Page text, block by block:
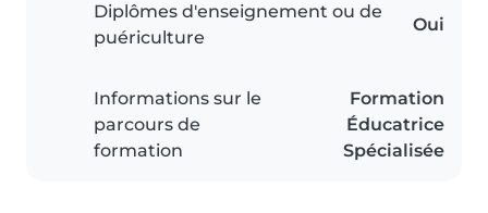
Diplômes d'enseignement ou de
puériculture
Oui
Informations sur le
parcours de
formation
Formation
Éducatrice
Spécialisée